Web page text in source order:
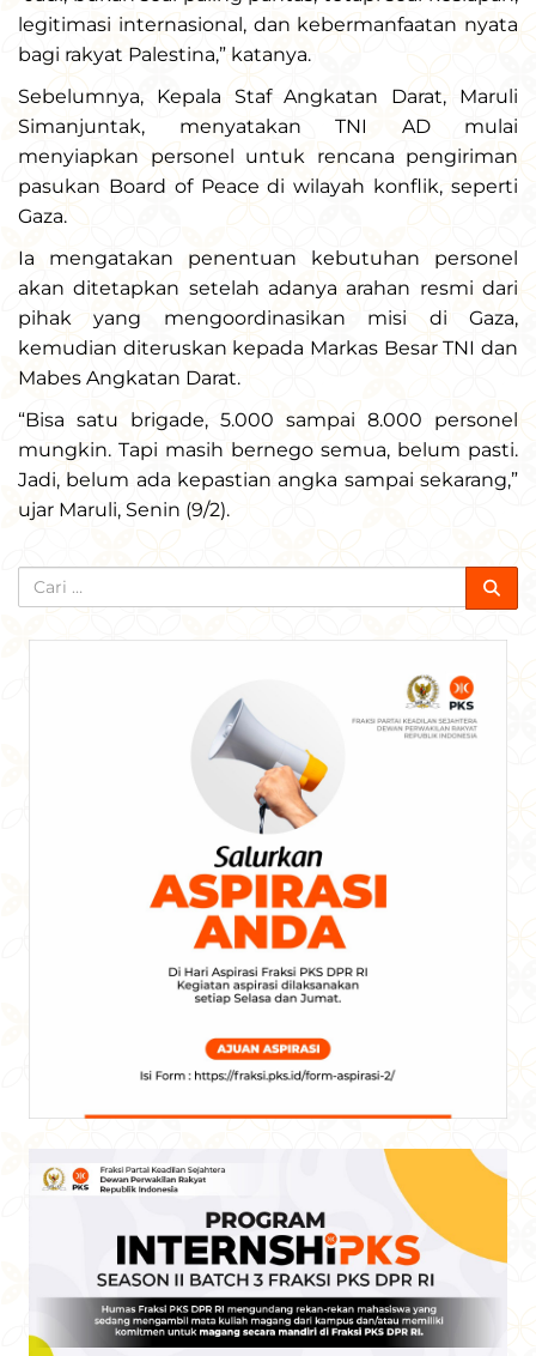
legitimasi internasional, dan kebermanfaatan nyata
bagi rakyat Palestina,” katanya.
Sebelumnya, Kepala Staf Angkatan Darat, Maruli
Simanjuntak, menyatakan TNI AD mulai
menyiapkan personel untuk rencana pengiriman
pasukan Board of Peace di wilayah konflik, seperti
Gaza.
Ia mengatakan penentuan kebutuhan personel
akan ditetapkan setelah adanya arahan resmi dari
pihak yang mengoordinasikan misi di Gaza,
kemudian diteruskan kepada Markas Besar TNI dan
Mabes Angkatan Darat.
“Bisa satu brigade, 5.000 sampai 8.000 personel
mungkin. Tapi masih bernego semua, belum pasti.
Jadi, belum ada kepastian angka sampai sekarang,”
ujar Maruli, Senin (9/2).